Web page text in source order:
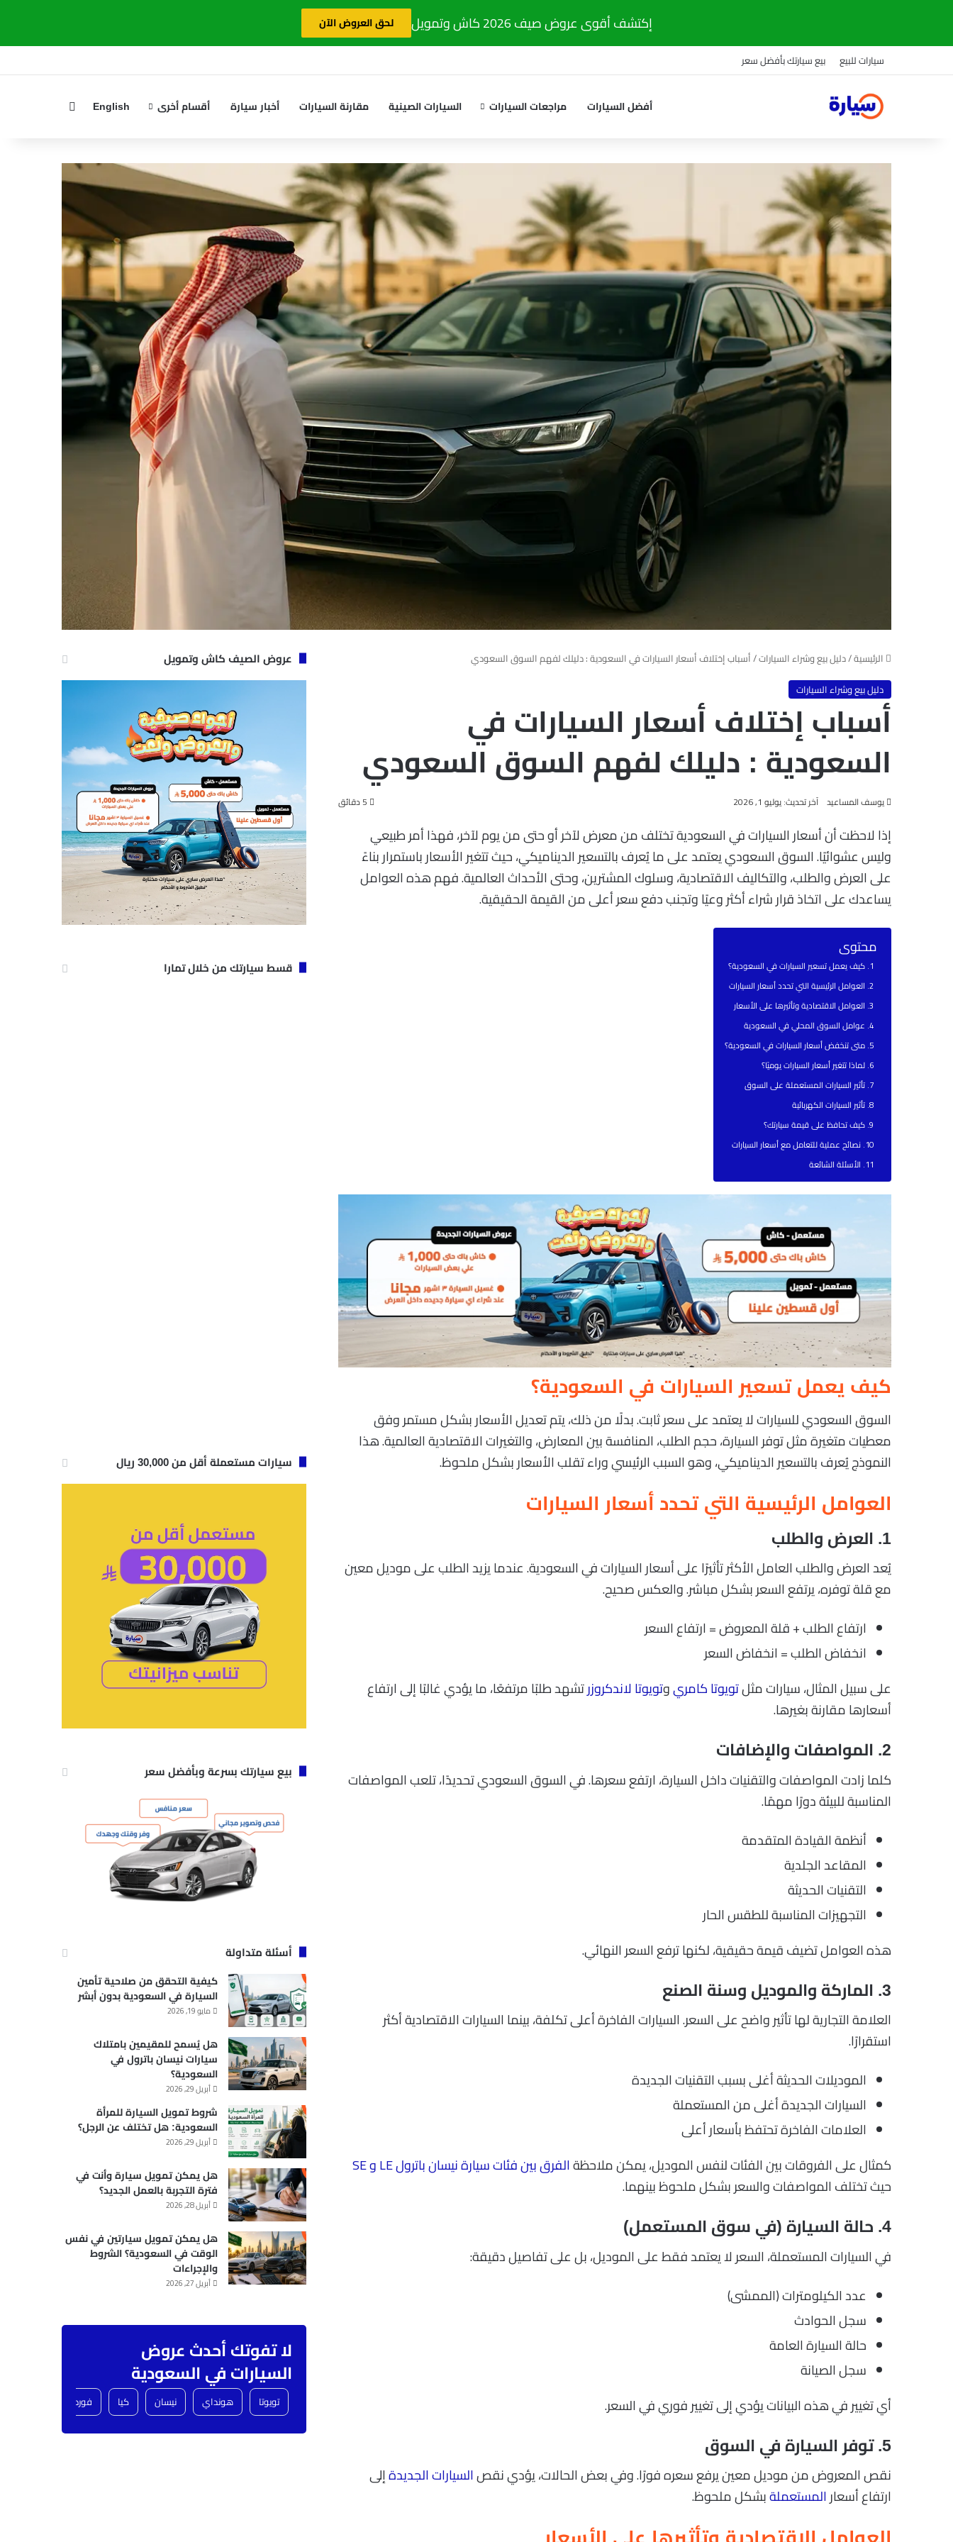
إكتشف أقوى عروض صيف 2026 كاش وتمويل لحق العروض الآن
سيارات للبيع بيع سيارتك بأفضل سعر
أفضل السيارات مراجعات السيارات السيارات الصينية مقارنة السيارات أخبار سيارة أقسام أخرى English
الرئيسية/دليل بيع وشراء السيارات/أسباب إختلاف أسعار السيارات في السعودية : دليلك لفهم السوق السعودي
دليل بيع وشراء السيارات
أسباب إختلاف أسعار السيارات في
السعودية : دليلك لفهم السوق السعودي
يوسف المساعيد آخر تحديث: يوليو 1, 2026
إذا لاحظت أن أسعار السيارات في السعودية تختلف من معرض لآخر أو حتى من يوم لآخر، فهذا أمر طبيعي
وليس عشوائيًا. السوق السعودي يعتمد على ما يُعرف بالتسعير الديناميكي، حيث تتغير الأسعار باستمرار بناءً
على العرض والطلب، والتكاليف الاقتصادية، وسلوك المشترين، وحتى الأحداث العالمية. فهم هذه العوامل
يساعدك على اتخاذ قرار شراء أكثر وعيًا وتجنب دفع سعر أعلى من القيمة الحقيقية.
محتوى
كيف يعمل تسعير السيارات في السعودية؟
العوامل الرئيسية التي تحدد أسعار السيارات
العوامل الاقتصادية وتأثيرها على الأسعار
عوامل السوق المحلي في السعودية
متى تنخفض أسعار السيارات في السعودية؟
لماذا تتغير أسعار السيارات يوميًا؟
تأثير السيارات المستعملة على السوق
تأثير السيارات الكهربائية
كيف تحافظ على قيمة سيارتك؟
نصائح عملية للتعامل مع أسعار السيارات
الأسئلة الشائعة
كيف يعمل تسعير السيارات في السعودية؟
السوق السعودي للسيارات لا يعتمد على سعر ثابت. بدلًا من ذلك، يتم تعديل الأسعار بشكل مستمر وفق
معطيات متغيرة مثل توفر السيارة، حجم الطلب، المنافسة بين المعارض، والتغيرات الاقتصادية العالمية. هذا
النموذج يُعرف بالتسعير الديناميكي، وهو السبب الرئيسي وراء تقلب الأسعار بشكل ملحوظ.
العوامل الرئيسية التي تحدد أسعار السيارات
1. العرض والطلب
يُعد العرض والطلب العامل الأكثر تأثيرًا على أسعار السيارات في السعودية. عندما يزيد الطلب على موديل معين
مع قلة توفره، يرتفع السعر بشكل مباشر. والعكس صحيح.
ارتفاع الطلب + قلة المعروض = ارتفاع السعر
انخفاض الطلب = انخفاض السعر
على سبيل المثال، سيارات مثلتويوتا كامريوتويوتا لاندكروزرتشهد طلبًا مرتفعًا، ما يؤدي غالبًا إلى ارتفاع
أسعارها مقارنة بغيرها.
2. المواصفات والإضافات
كلما زادت المواصفات والتقنيات داخل السيارة، ارتفع سعرها. في السوق السعودي تحديدًا، تلعب المواصفات
المناسبة للبيئة دورًا مهمًا.
أنظمة القيادة المتقدمة
المقاعد الجلدية
التقنيات الحديثة
التجهيزات المناسبة للطقس الحار
هذه العوامل تضيف قيمة حقيقية، لكنها ترفع السعر النهائي.
3. الماركة والموديل وسنة الصنع
العلامة التجارية لها تأثير واضح على السعر. السيارات الفاخرة أعلى تكلفة، بينما السيارات الاقتصادية أكثر
استقرارًا.
الموديلات الحديثة أغلى بسبب التقنيات الجديدة
السيارات الجديدة أغلى من المستعملة
العلامات الفاخرة تحتفظ بأسعار أعلى
كمثال على الفروقات بين الفئات لنفس الموديل، يمكن ملاحظةالفرق بين فئات سيارة نيسان باترول LE و SE
حيث تختلف المواصفات والسعر بشكل ملحوظ بينهما.
4. حالة السيارة (في سوق المستعمل)
في السيارات المستعملة، السعر لا يعتمد فقط على الموديل، بل على تفاصيل دقيقة:
عدد الكيلومترات (الممشى)
سجل الحوادث
حالة السيارة العامة
سجل الصيانة
أي تغيير في هذه البيانات يؤدي إلى تغيير فوري في السعر.
5. توفر السيارة في السوق
نقص المعروض من موديل معين يرفع سعره فورًا. وفي بعض الحالات، يؤدي نقصالسيارات الجديدةإلى
ارتفاع أسعارالمستعملةبشكل ملحوظ.
عروض الصيف كاش وتمويل
قسط سيارتك من خلال تمارا
سيارات مستعملة أقل من 30,000 ريال
بيع سيارتك بسرعة وبأفضل سعر
أسئلة متداولة
كيفية التحقق من صلاحية تأمين
السيارة في السعودية بدون أبشر
مايو 19, 2026
هل يُسمح للمقيمين بامتلاك
سيارات نيسان باترول في
السعودية؟
أبريل 29, 2026
شروط تمويل السيارة للمرأة
السعودية: هل تختلف عن الرجل؟
أبريل 29, 2026
هل يمكن تمويل سيارة وأنت في
فترة التجربة بالعمل الجديد؟
أبريل 28, 2026
هل يمكن تمويل سيارتين في نفس
الوقت في السعودية؟ الشروط
والإجراءات
أبريل 27, 2026
لا تفوتك أحدث عروض
السيارات في السعودية
تويوتا هونداي نيسان كيا فورد